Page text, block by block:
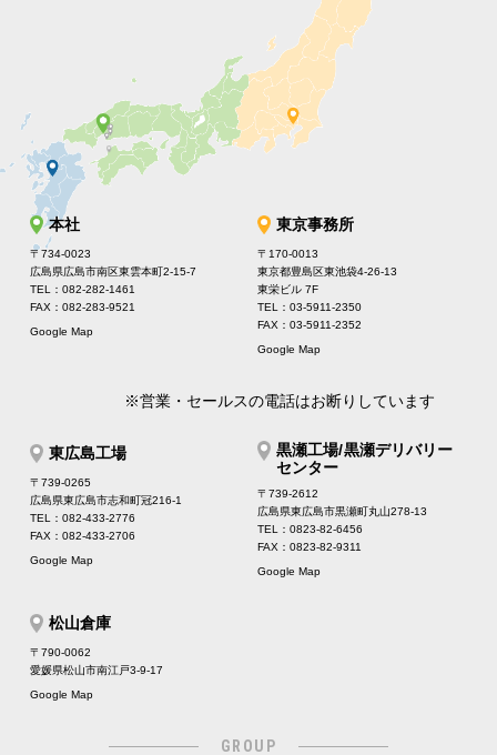
本社
〒734-0023
広島県広島市南区東雲本町2-15-7
TEL：082-282-1461
FAX：082-283-9521
Google Map
東京事務所
〒170-0013
東京都豊島区東池袋4-26-13
東栄ビル 7F
TEL：03-5911-2350
FAX：03-5911-2352
Google Map
※営業・セールスの電話はお断りしています
東広島工場
〒739-0265
広島県東広島市志和町冠216-1
TEL：082-433-2776
FAX：082-433-2706
Google Map
黒瀬工場/黒瀬デリバリー
センター
〒739-2612
広島県東広島市黒瀬町丸山278-13
TEL：0823-82-6456
FAX：0823-82-9311
Google Map
松山倉庫
〒790-0062
愛媛県松山市南江戸3-9-17
Google Map
GROUP